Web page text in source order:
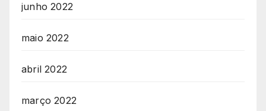
junho 2022
maio 2022
abril 2022
março 2022